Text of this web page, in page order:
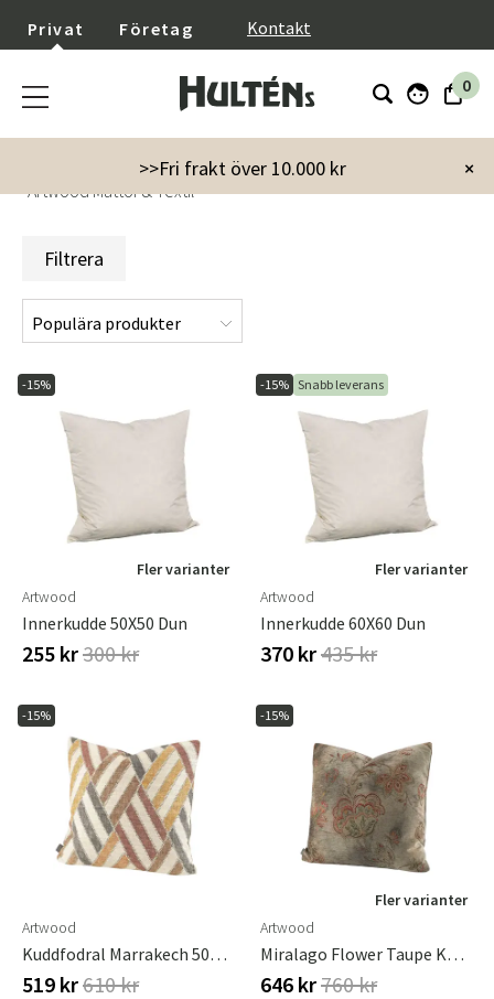
Privat Företag Kontakt
0
×
>>Fri frakt över 10.000 kr
Varumärken
Artwood
Artwood Mattor & Textil
Filtrera
-15%
Fler varianter
Artwood
Innerkudde 50X50 Dun
255 kr300 kr
-15% Snabb leverans
Fler varianter
Artwood
Innerkudde 60X60 Dun
370 kr435 kr
-15%
Artwood
Kuddfodral Marrakech 50x50 Cm
519 kr610 kr
-15%
Fler varianter
Artwood
Miralago Flower Taupe Kuddfodral Plain 50X50
646 kr760 kr